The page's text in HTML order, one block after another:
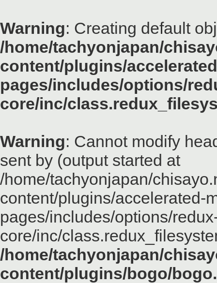
Warning: Creating default
/home/tachyonjapan/
content/plugins/
pages/includes/options/
core/inc/
Warning: Cannot modify
sent by (output started at
/home/tachyonjapan/
content/plugins/accelerated-
pages/includes/options/
core/inc/
/home/tachyonjapan/
content/plugins/bogo/